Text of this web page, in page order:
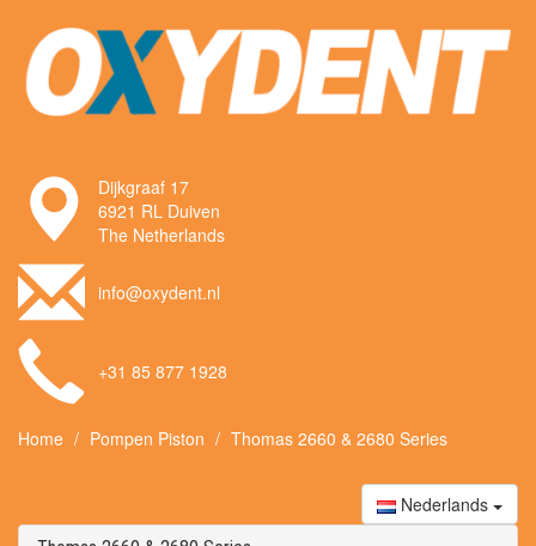
Dijkgraaf 17
6921 RL Duiven
The Netherlands
info@oxydent.nl
+31 85 877 1928
Home Pompen Piston Thomas 2660 & 2680 Series
Nederlands